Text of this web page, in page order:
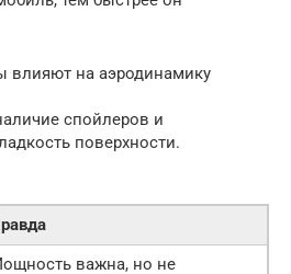
влияют на аэродинамику
спойлеров и
поверхности.
важна, но не